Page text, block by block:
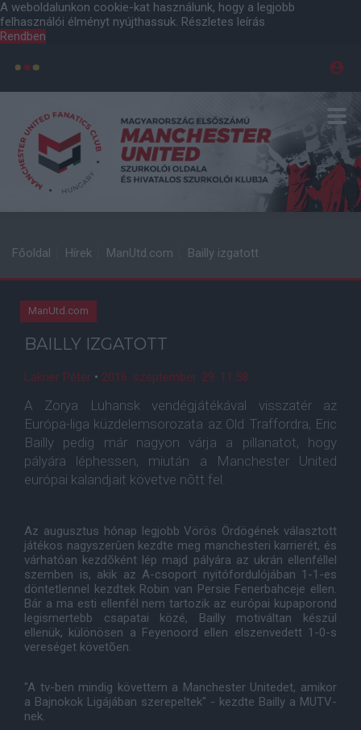
A weboldalunkon cookie-kat használunk, hogy a legjobb
felhasználói élményt nyújthassuk. Részletes leírás
Rendben
Főoldal Hírek ManUtd.com Bailly izgatott
ManUtd.com
BAILLY IZGATOTT
Lakner Péter • 2016. szeptember. 29. 11:58
A Zorya Luhansk vendégjátékával visszatér az
Európa-liga küzdelemsorozata az Old Traffordra, Eric
Bailly pedig már nagyon várja a pillanatot, hogy
pályára léphessen, miután a Manchester United
európai kalandjait követve nõtt fel.
Az augusztus hónap legjobb Vörös Ördögének választott
játékos nagyszerûen kezdte meg manchesteri karrierét, és
várhatóan kezdõként lép majd pályára az ukrán ellenféllel
szemben is, akik az A-csoport nyitófordulójában 1-1-es
döntetlennel kezdtek Robin van Persie Fenerbahceje ellen.
Bár a ma esti ellenfél nem tartozik az európai kupaporond
legismertebb csapatai közé, Bailly motiváltan készül
ellenük, különösen a Feyenoord ellen elszenvedett 1-0-s
vereséget követõen.
"A tv-ben mindig követtem a Manchester Unitedet, amikor
a Bajnokok Ligájában szerepeltek" - kezdte Bailly a MUTV-
nek.